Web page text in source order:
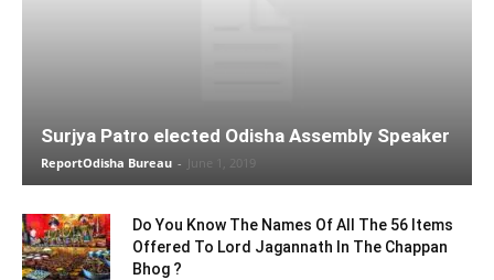
Surjya Patro elected Odisha Assembly Speaker
ReportOdisha Bureau - June 1, 2019
Do You Know The Names Of All The 56 Items
Offered To Lord Jagannath In The Chappan
Bhog ?